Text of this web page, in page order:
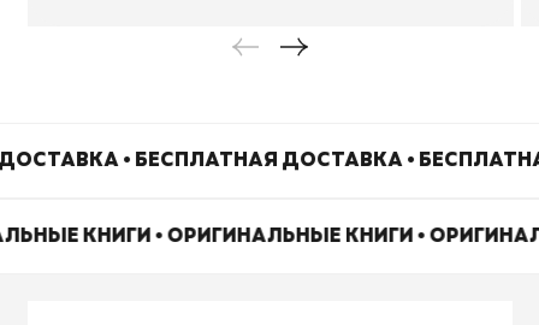
• БЕСПЛАТНАЯ ДОСТАВКА •
КНИГИ • ОРИГИНАЛЬНЫЕ КНИГИ •